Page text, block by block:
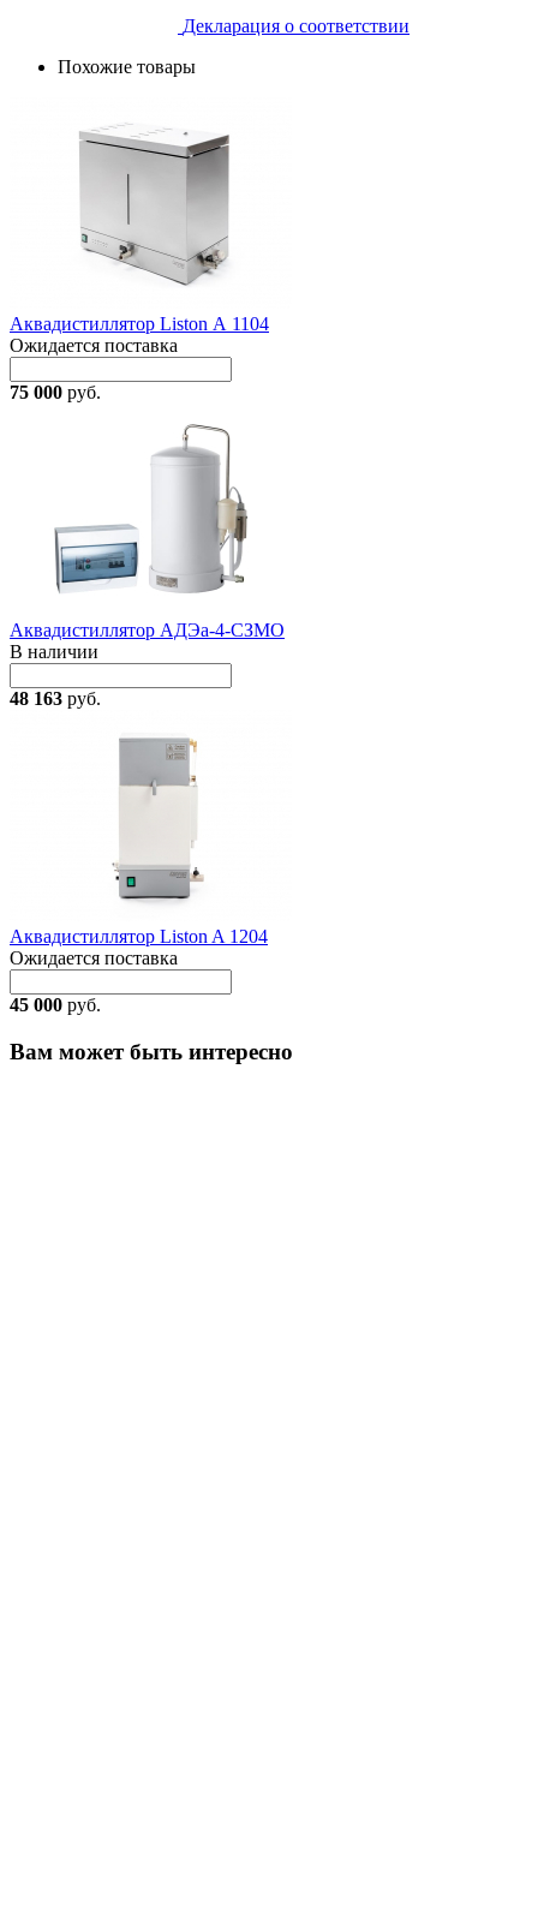
Декларация о соответствии
Похожие товары
Аквадистиллятор Liston А 1104
Ожидается поставка
75 000 руб.
Аквадистиллятор АДЭа-4-СЗМО
В наличии
48 163 руб.
Аквадистиллятор Liston A 1204
Ожидается поставка
45 000 руб.
Вам может быть интересно